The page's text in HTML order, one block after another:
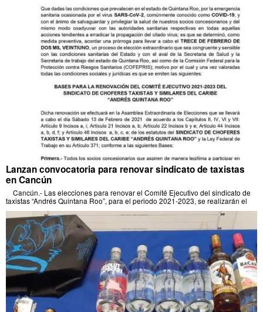
Lanzan convocatoria para renovar sindicato de taxistas
en Cancún
Cancún.- Las elecciones para renovar el Comité Ejecutivo del sindicato de
taxistas “Andrés Quintana Roo”, para el periodo 2021-2023, se realizarán el